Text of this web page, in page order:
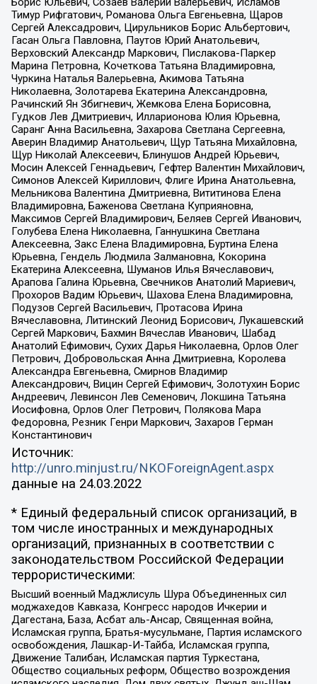
Тимур Рифгатович, Романова Ольга Евгеньевна, Щаров
Сергей Алексадрович, Цирульников Борис Альбертович,
Гасан Ольга Павловна, Паутов Юрий Анатольевич,
Верховский Александр Маркович, Пислакова-Паркер
Марина Петровна, Кочеткова Татьяна Владимировна,
Чуркина Наталья Валерьевна, Акимова Татьяна
Николаевна, Золотарева Екатерина Александровна,
Рачинский Ян Збигневич, Жемкова Елена Борисовна,
Гудков Лев Дмитриевич, Илларионова Юлия Юрьевна,
Саранг Анна Васильевна, Захарова Светлана Сергеевна,
Аверин Владимир Анатольевич, Щур Татьяна Михайловна,
Щур Николай Алексеевич, Блинушов Андрей Юрьевич,
Мосин Алексей Геннадьевич, Гефтер Валентин Михайлович,
Симонов Алексей Кириллович, Флиге Ирина Анатольевна,
Мельникова Валентина Дмитриевна, Вититинова Елена
Владимировна, Баженова Светлана Куприяновна,
Максимов Сергей Владимирович, Беляев Сергей Иванович,
Голубева Елена Николаевна, Ганнушкина Светлана
Алексеевна, Закс Елена Владимировна, Буртина Елена
Юрьевна, Гендель Людмила Залмановна, Кокорина
Екатерина Алексеевна, Шуманов Илья Вячеславович,
Арапова Галина Юрьевна, Свечников Анатолий Мариевич,
Прохоров Вадим Юрьевич, Шахова Елена Владимировна,
Подузов Сергей Васильевич, Протасова Ирина
Вячеславовна, Литинский Леонид Борисович, Лукашевский
Сергей Маркович, Бахмин Вячеслав Иванович, Шабад
Анатолий Ефимович, Сухих Дарья Николаевна, Орлов Олег
Петрович, Добровольская Анна Дмитриевна, Королева
Александра Евгеньевна, Смирнов Владимир
Александрович, Вицин Сергей Ефимович, Золотухин Борис
Андреевич, Левинсон Лев Семенович, Локшина Татьяна
Иосифовна, Орлов Олег Петрович, Полякова Мара
Федоровна, Резник Генри Маркович, Захаров Герман
Константинович
Источник:
http://unro.minjust.ru/NKOForeignAgent.aspx
данные на 24.03.2022
* Единый федеральный список организаций, в
том числе иностранных и международных
организаций, признанных в соответствии с
законодательством Российской Федерации
террористическими:
Высший военный Маджлисуль Шура Объединенных сил
моджахедов Кавказа, Конгресс народов Ичкерии и
Дагестана, База, Асбат аль-Ансар, Священная война,
Исламская группа, Братья-мусульмане, Партия исламского
освобождения, Лашкар-И-Тайба, Исламская группа,
Движение Талибан, Исламская партия Туркестана,
Общество социальных реформ, Общество возрождения